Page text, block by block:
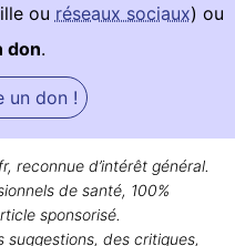
ou réseaux sociaux) ou
don.
un don !
reconnue d’intérêt général.
de santé, 100%
sponsorisé.
suggestions, des critiques,